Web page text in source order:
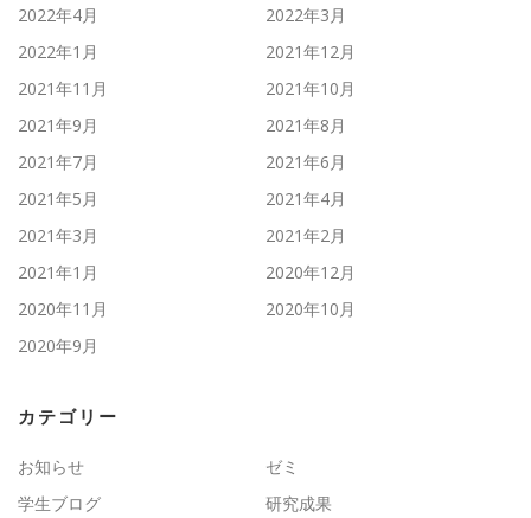
2022年4月
2022年3月
2022年1月
2021年12月
2021年11月
2021年10月
2021年9月
2021年8月
2021年7月
2021年6月
2021年5月
2021年4月
2021年3月
2021年2月
2021年1月
2020年12月
2020年11月
2020年10月
2020年9月
カテゴリー
お知らせ
ゼミ
学生ブログ
研究成果